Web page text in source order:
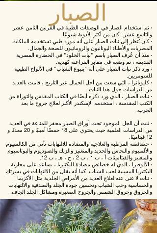
الصبار • تم استخدام الصبار في الوصفات الطبية في القرنين الثامن عشر
والتاسع عشر. كان من أكثر الأدوية شيوعًا.
• كان يُنظر إلى نبات الصبار على أنه مورد طبي تستخدمه الملكات
المصريات والأطباء اليونانيون والرومانيون للصحة والجمال.
• منذ أن عُرف الصبار باسم "نبات الخلود" في الحضارة المصرية
القديمة ، تم وضعه في مقابر الفراعنة كهدية.
• ورد ذكر نبات الصبار على أنه "ينبوع الشباب" في الألواح الطينية
للسومريين.
• كليوباترا ، التي سعت من أجل الجمال عبر التاريخ ، قامت بالعديد
من الدراسات حول هذا النبات.
• نبات الصبار ، الذي ورد ذكره أيضًا في الكتاب المقدس والتوراة من
الكتب المقدسة ، استخدمه الإسكندر الأكبر لعلاج جروح ما بعد
الحرب.
• ثبت أن الجل الموجود تحت أوراق الصبار محفز للمناعة في العديد
من الدراسات العلمية حيث يحتوي على 18 حمضًا أمينيًا و 20 معدنًا و
12 فيتامينًا.
• خصائصه المرطبة والعلاجية والمضادة للالتهابات تأتي من الكالسيوم
والألمنيوم والنحاس والحديد والمنغنيز والزنك والصوديوم والبوتاسيوم
والمنغنيز والفيتامينات أ ، ب 1 ، ب 2 ، ج ، هـ ، ب 12.
• الألوفيرا ، الذي له خصائص مضادة للبكتيريا ، يساعد على محاربة
البكتيريا المسببة لحب الشباب. كما أنه يقلل من الالتهابات في بشرتك.
• نبات لا غنى عنه لعلاج العديد من الأمراض الجلدية مثل الأكزيما
والحساسية وحب الشباب وتحسين جودة الجلد والصدفية والالتهابات
والحروق وحروق الشمس والجروح الصغيرة ومشاكل الجلد الجاف.